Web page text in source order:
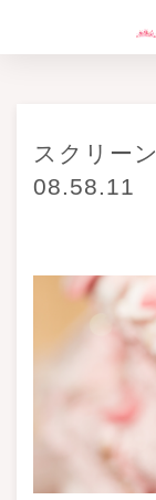
スクリー
08.58.11